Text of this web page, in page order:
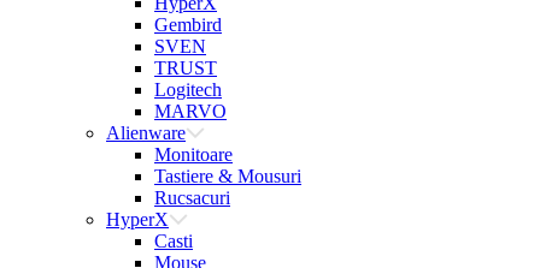
Gembird
SVEN
TRUST
Logitech
MARVO
Alienware
Monitoare
Tastiere & Mousuri
Rucsacuri
HyperX
Casti
Mouse